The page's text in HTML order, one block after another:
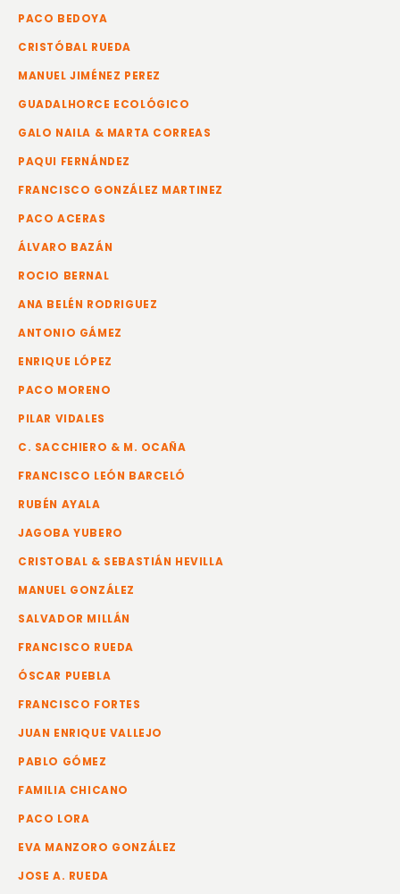
PACO BEDOYA
CRISTÓBAL RUEDA
MANUEL JIMÉNEZ PEREZ
GUADALHORCE ECOLÓGICO
GALO NAILA & MARTA CORREAS
PAQUI FERNÁNDEZ
FRANCISCO GONZÁLEZ MARTINEZ
PACO ACERAS
ÁLVARO BAZÁN
ROCIO BERNAL
ANA BELÉN RODRIGUEZ
ANTONIO GÁMEZ
ENRIQUE LÓPEZ
PACO MORENO
PILAR VIDALES
C. SACCHIERO & M. OCAÑA
FRANCISCO LEÓN BARCELÓ
RUBÉN AYALA
JAGOBA YUBERO
CRISTOBAL & SEBASTIÁN HEVILLA
MANUEL GONZÁLEZ
SALVADOR MILLÁN
FRANCISCO RUEDA
ÓSCAR PUEBLA
FRANCISCO FORTES
JUAN ENRIQUE VALLEJO
PABLO GÓMEZ
FAMILIA CHICANO
PACO LORA
EVA MANZORO GONZÁLEZ
JOSE A. RUEDA